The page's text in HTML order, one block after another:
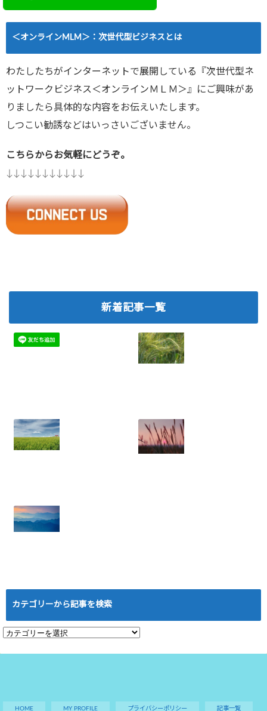
＜オンラインMLM＞：次世代型ビジネスとは
わたしたちがインターネットで展開している『次世代型ネ
ットワークビジネス＜オンラインＭＬＭ＞』にご興味があ
りましたら具体的な内容をお伝えいたします。
しつこい勧誘などはいっさいございません。
こちらからお気軽にどうぞ。
↓↓↓↓↓↓↓↓↓↓↓
新着記事一覧
ぐ！メンバー定着
のための実践ノウ
ハウ
と権利収入の可能
性
2025.07.21
て成らず──ネッ
トワークビジネス
り
2025.07.16
カテゴリーから記事を検索
カ
HOME MY PROFILE プライバシーポリシー 記事一覧